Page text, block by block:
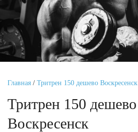
Главная / Тритрен 150 дешево Воскресенск
Тритрен 150 дешево
Воскресенск